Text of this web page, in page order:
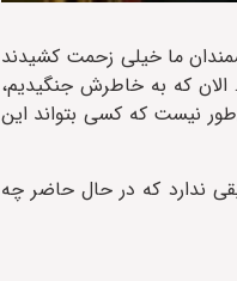
ما خیلی زحمت کشیدند
سنگین قرار گرفتیم … الان که به خاطرش جنگیدیم،
بنابراین این‌طور نیست که کسی بتواند این
ندارد که در حال حاضر چه